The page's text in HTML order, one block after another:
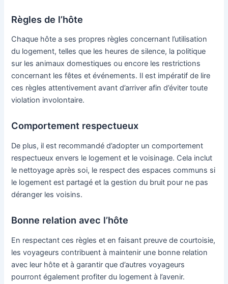
Règles de l’hôte
Chaque hôte a ses propres règles concernant l’utilisation
du logement, telles que les heures de silence, la politique
sur les animaux domestiques ou encore les restrictions
concernant les fêtes et événements. Il est impératif de lire
ces règles attentivement avant d’arriver afin d’éviter toute
violation involontaire.
Comportement respectueux
De plus, il est recommandé d’adopter un comportement
respectueux envers le logement et le voisinage. Cela inclut
le nettoyage après soi, le respect des espaces communs si
le logement est partagé et la gestion du bruit pour ne pas
déranger les voisins.
Bonne relation avec l’hôte
En respectant ces règles et en faisant preuve de courtoisie,
les voyageurs contribuent à maintenir une bonne relation
avec leur hôte et à garantir que d’autres voyageurs
pourront également profiter du logement à l’avenir.